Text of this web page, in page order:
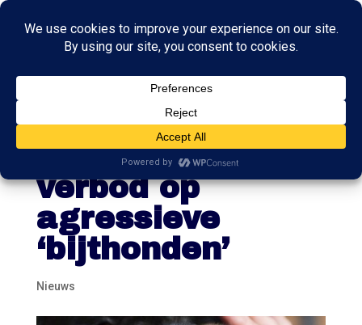
Minister
overweegt
verbod op
agressieve
‘bijthonden’
Nieuws